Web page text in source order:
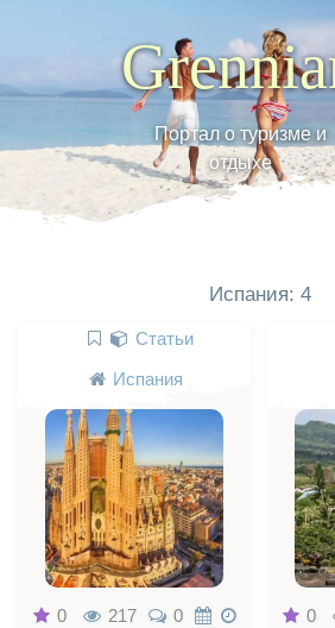
Портал о туризме и
отдыхе
Испания: 4
Статьи
Испания
0 217
0
0